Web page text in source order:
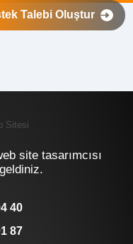
Talebi Oluştur
site tasarımcısı
40
87